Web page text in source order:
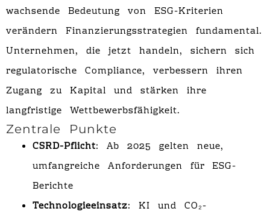
wachsende Bedeutung von ESG-Kriterien
verändern Finanzierungsstrategien fundamental.
Unternehmen, die jetzt handeln, sichern sich
regulatorische Compliance, verbessern ihren
Zugang zu Kapital und stärken ihre
langfristige Wettbewerbsfähigkeit.
Zentrale Punkte
CSRD-Pflicht: Ab 2025 gelten neue,
umfangreiche Anforderungen für ESG-
Berichte
Technologieeinsatz: KI und CO₂-